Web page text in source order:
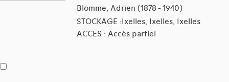
Blomme, Adrien (1878 - 1940)
STOCKAGE :Ixelles, Ixelles, Ixelles
ACCES : Accès partiel